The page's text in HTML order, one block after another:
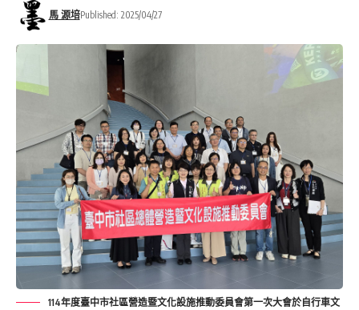
馬 源培Published: 2025/04/27
114年度臺中市社區營造暨文化設施推動委員會第一次大會於自行車文